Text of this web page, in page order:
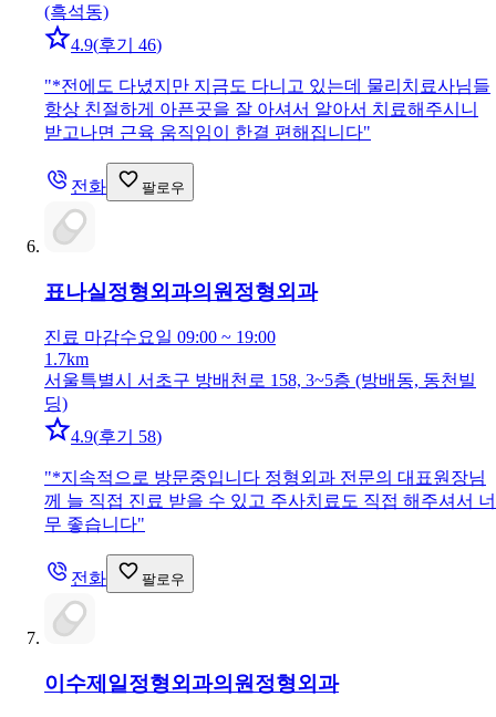
(흑석동)
4.9(후기 46)
"*전에도 다녔지만 지금도 다니고 있는데 물리치료사님들
항상 친절하게 아픈곳을 잘 아셔서 알아서 치료해주시니
받고나면 근육 움직임이 한결 편해집니다"
전화 팔로우
표나실정형외과의원 정형외과
진료 마감수요일 09:00 ~ 19:00
1.7km
서울특별시 서초구 방배천로 158, 3~5층 (방배동, 동천빌
딩)
4.9(후기 58)
"*지속적으로 방문중입니다 정형외과 전문의 대표원장님
께 늘 직접 진료 받을 수 있고 주사치료도 직접 해주셔서 너
무 좋습니다"
전화 팔로우
이수제일정형외과의원 정형외과